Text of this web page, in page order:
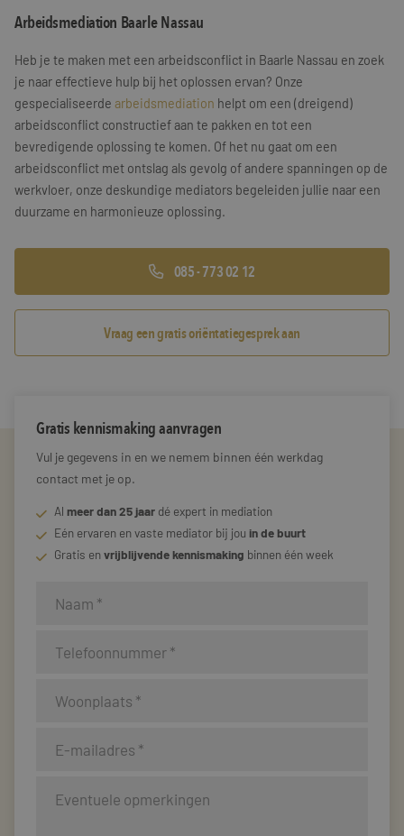
Training & Leiderschap
Referenties
Blogs
Documenten
Gratis folder
Contact
Arbeidsmediation Baarle Nassau
Heb je te maken met een arbeidsconflict in Baarle Nassau en zoek
je naar effectieve hulp bij het oplossen ervan? Onze
gespecialiseerde arbeidsmediation helpt om een (dreigend)
arbeidsconflict constructief aan te pakken en tot een
bevredigende oplossing te komen. Of het nu gaat om een
arbeidsconflict met ontslag als gevolg of andere spanningen op de
werkvloer, onze deskundige mediators begeleiden jullie naar een
duurzame en harmonieuze oplossing.
085 - 773 02 12
Vraag een gratis oriëntatiegesprek aan
Gratis kennismaking aanvragen
Vul je gegevens in en we nemem binnen één werkdag
contact met je op.
Al meer dan 25 jaar dé expert in mediation
Eén ervaren en vaste mediator bij jou in de buurt
Gratis envrijblijvende kennismaking binnen één week